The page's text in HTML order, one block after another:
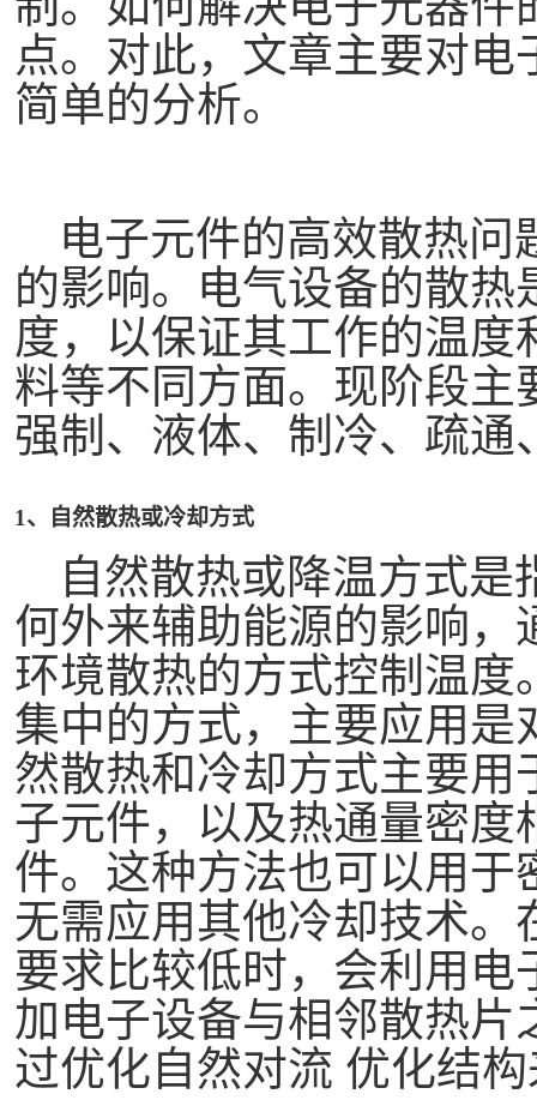
点。对此，文章主要对
简单的分析。
电子元件的高效散热
的影响。电气设备的散
度，以保证其工作的温
料等不同方面。现阶段
强制、液体、制冷、疏通
1、自然散热或冷却方式
自然散热或降温方式
何外来辅助能源的影响
环境散热的方式控制温
集中的方式，主要应用
然散热和冷却方式主要
子元件，以及热通量密
件。这种方法也可以用
无需应用其他冷却技术
要求比较低时，会利用
加电子设备与相邻散热
过优化自然对流 优化结